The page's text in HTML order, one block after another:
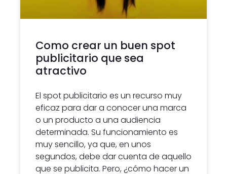
Como crear un buen spot
publicitario que sea
atractivo
El spot publicitario es un recurso muy
eficaz para dar a conocer una marca
o un producto a una audiencia
determinada. Su funcionamiento es
muy sencillo, ya que, en unos
segundos, debe dar cuenta de aquello
que se publicita. Pero, ¿cómo hacer un